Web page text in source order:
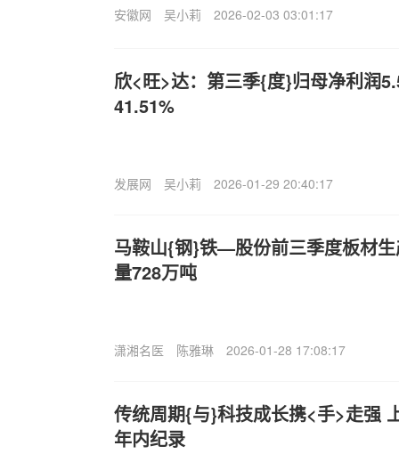
安徽网 吴小莉 2026-02-03 03:01:17
欣<旺>达：第三季{度}归母净利润
41.51%
发展网 吴小莉 2026-01-29 20:40:17
马鞍山{钢}铁—股份前三季度板材
量728万吨
潇湘名医 陈雅琳 2026-01-28 17:08:17
传统周期{与}科技成长携<手>走强
年内纪录